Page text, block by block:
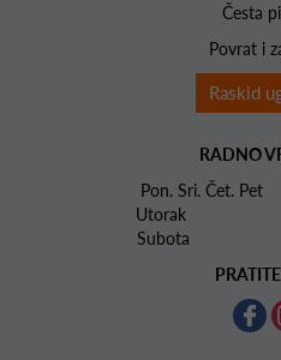
Česta
Povrat i
Raskid
RADNO
Pon. Sri. Čet.
Utorak
Subota